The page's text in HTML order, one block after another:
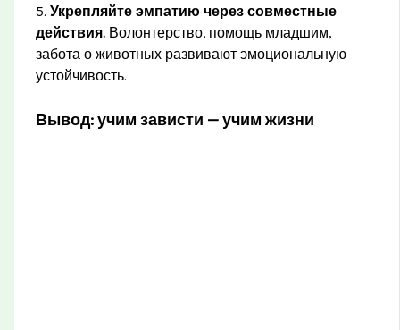
5.Укрепляйте эмпатию через совместные
действия. Волонтерство, помощь младшим,
забота о животных развивают эмоциональную
устойчивость.
Вывод: учим зависти — учим жизни